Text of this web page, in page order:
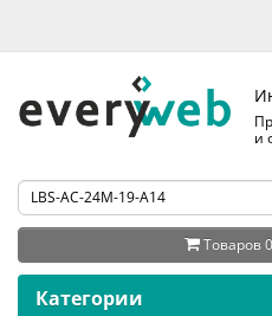
и
Товаров
Категории